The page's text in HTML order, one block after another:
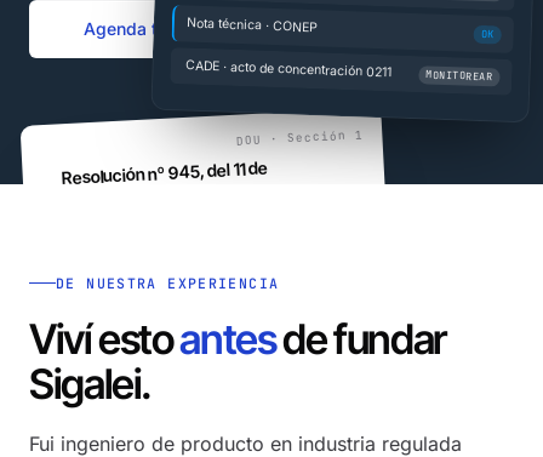
Agenda tu demo
DOU · Sección 1
Resolución nº 945, del 11 de
Nota técnica · CONEP OK
CADE · acto de concentración 0211 MONITOREAR
DE NUESTRA EXPERIENCIA
Viví estoantesde fundar
Sigalei.
Fui ingeniero de producto en industria regulada